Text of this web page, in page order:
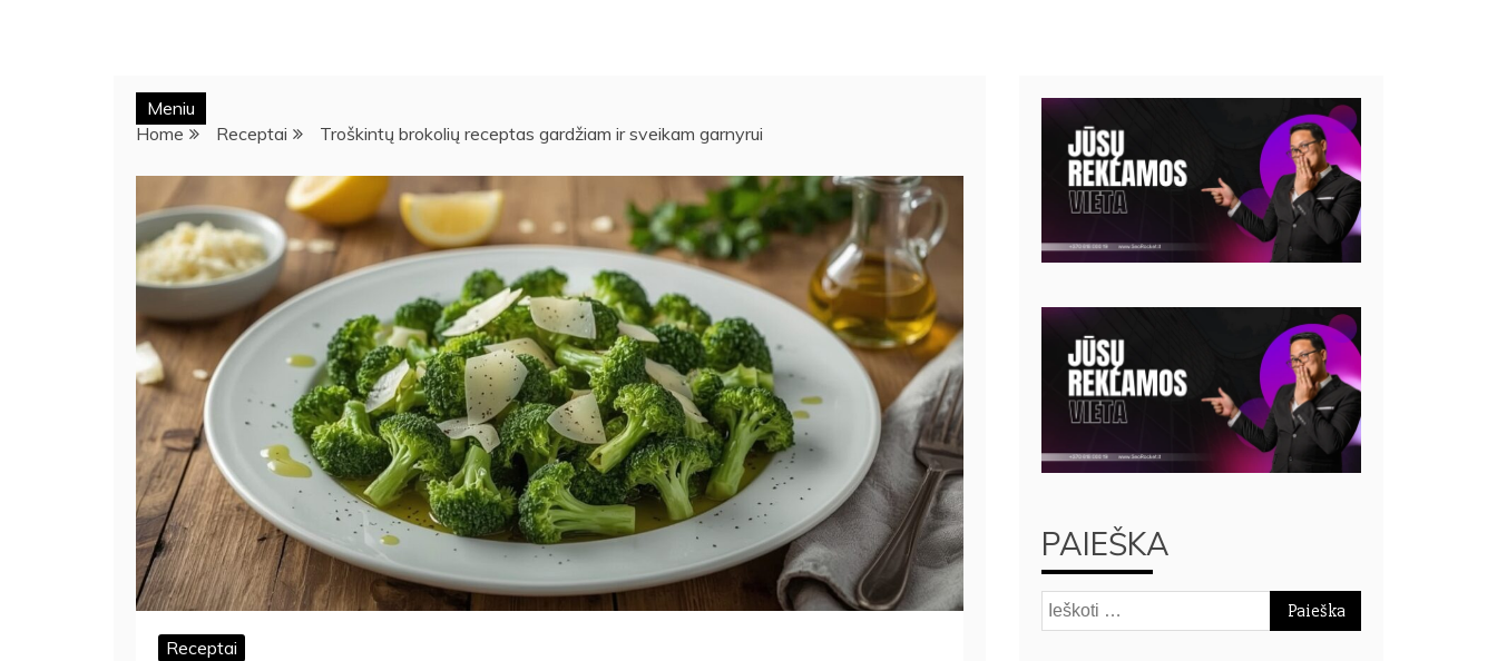
Meniu
Home
Receptai Troškintų brokolių receptas gardžiam ir sveikam garnyrui
Receptai
PAIEŠKA
Ieškoti: